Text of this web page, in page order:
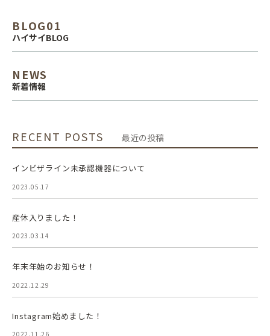
BLOG01
ハイサイBLOG
NEWS
新着情報
RECENT POSTS 最近の投稿
インビザライン未承認機器について
2023.05.17
産休入りました！
2023.03.14
年末年始のお知らせ！
2022.12.29
Instagram始めました！
2022.11.26